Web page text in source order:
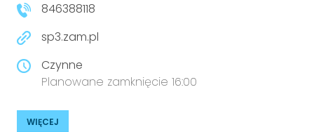
846388118
sp3.zam.pl
Czynne
Planowane zamknięcie 16:00
WIĘCEJ